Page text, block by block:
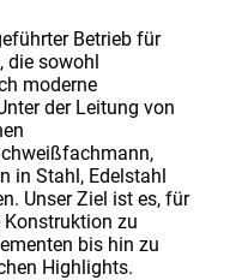
Betrieb für
die sowohl
moderne
der Leitung von
in Stahl, Edelstahl
Unser Ziel ist es, für
Konstruktion zu
bis hin zu
Highlights.